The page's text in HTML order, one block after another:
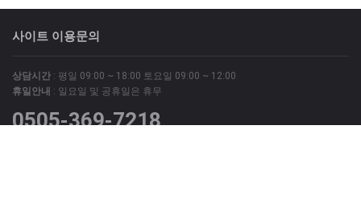
사이트 이용문의
상담시간 : 평일 09:00 ~ 18:00 토요일 09:00 ~ 12:00
휴일안내 : 일요일 및 공휴일은 휴무
0505-369-7218